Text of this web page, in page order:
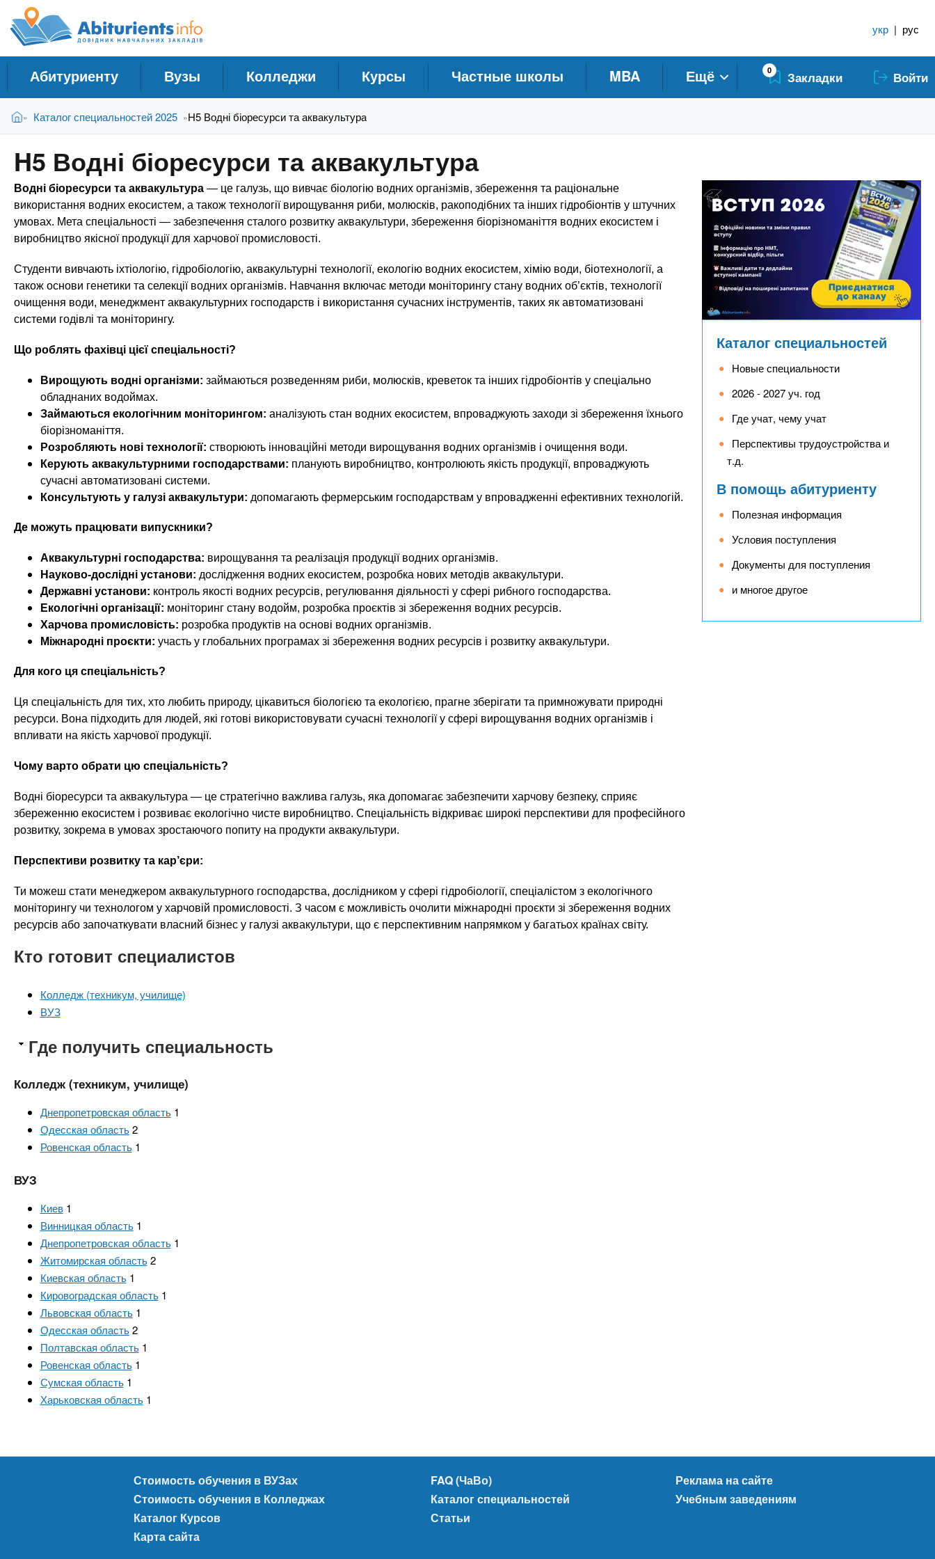
е
и
A
b
i
t
u
r
i
e
n
t
s
n
o
С
п
р
о
ч
и
к
У
ч
е
б
н
ы
х
з
а
укр | рус
Абитуриенту Вузы Колледжи Курсы Частные школы MBA Ещё 0 Закладки Войти
В
е
с
ь
Главная
» Каталог специальностей 2025 »H5 Водні біоресурси та аквакультура
H5 Водні біоресурси та аквакультура
Водні біоресурси та аквакультура — це галузь, що вивчає біологію водних організмів, збереження та раціональне
використання водних екосистем, а також технології вирощування риби, молюсків, ракоподібних та інших гідробіонтів у штучних
умовах. Мета спеціальності — забезпечення сталого розвитку аквакультури, збереження біорізноманіття водних екосистем і
виробництво якісної продукції для харчової промисловості.
Студенти вивчають іхтіологію, гідробіологію, аквакультурні технології, екологію водних екосистем, хімію води, біотехнології, а
також основи генетики та селекції водних організмів. Навчання включає методи моніторингу стану водних об’єктів, технології
очищення води, менеджмент аквакультурних господарств і використання сучасних інструментів, таких як автоматизовані
системи годівлі та моніторингу.
Що роблять фахівці цієї спеціальності?
Вирощують водні організми: займаються розведенням риби, молюсків, креветок та інших гідробіонтів у спеціально
обладнаних водоймах.
Займаються екологічним моніторингом: аналізують стан водних екосистем, впроваджують заходи зі збереження їхнього
біорізноманіття.
Розробляють нові технології: створюють інноваційні методи вирощування водних організмів і очищення води.
Керують аквакультурними господарствами: планують виробництво, контролюють якість продукції, впроваджують
сучасні автоматизовані системи.
Консультують у галузі аквакультури: допомагають фермерським господарствам у впровадженні ефективних технологій.
Де можуть працювати випускники?
Аквакультурні господарства: вирощування та реалізація продукції водних організмів.
Науково-дослідні установи: дослідження водних екосистем, розробка нових методів аквакультури.
Державні установи: контроль якості водних ресурсів, регулювання діяльності у сфері рибного господарства.
Екологічні організації: моніторинг стану водойм, розробка проєктів зі збереження водних ресурсів.
Харчова промисловість: розробка продуктів на основі водних організмів.
Міжнародні проєкти: участь у глобальних програмах зі збереження водних ресурсів і розвитку аквакультури.
Для кого ця спеціальність?
Ця спеціальність для тих, хто любить природу, цікавиться біологією та екологією, прагне зберігати та примножувати природні
ресурси. Вона підходить для людей, які готові використовувати сучасні технології у сфері вирощування водних організмів і
впливати на якість харчової продукції.
Чому варто обрати цю спеціальність?
Водні біоресурси та аквакультура — це стратегічно важлива галузь, яка допомагає забезпечити харчову безпеку, сприяє
збереженню екосистем і розвиває екологічно чисте виробництво. Спеціальність відкриває широкі перспективи для професійного
розвитку, зокрема в умовах зростаючого попиту на продукти аквакультури.
Перспективи розвитку та кар’єри:
Ти можеш стати менеджером аквакультурного господарства, дослідником у сфері гідробіології, спеціалістом з екологічного
моніторингу чи технологом у харчовій промисловості. З часом є можливість очолити міжнародні проєкти зі збереження водних
ресурсів або започаткувати власний бізнес у галузі аквакультури, що є перспективним напрямком у багатьох країнах світу.
Кто готовит специалистов
Колледж (техникум, училище)
ВУЗ
Где получить специальность
Колледж (техникум, училище)
Днепропетровская область 1
Одесская область 2
Ровенская область 1
ВУЗ
Киев 1
Винницкая область 1
Днепропетровская область 1
Житомирская область 2
Киевская область 1
Кировоградская область 1
Львовская область 1
Одесская область 2
Полтавская область 1
Ровенская область 1
Сумская область 1
Харьковская область 1
Каталог специальностей
Новые специальности
2026 - 2027 уч. год
Где учат, чему учат
Перспективы трудоустройства и
т.д.
В помощь абитуриенту
Полезная информация
Условия поступления
Документы для поступления
и многое другое
Стоимость обучения в ВУЗах
Стоимость обучения в Колледжах
Каталог Курсов
Карта сайта
FAQ (ЧаВо)
Каталог специальностей
Статьи
Реклама на сайте
Учебным заведениям